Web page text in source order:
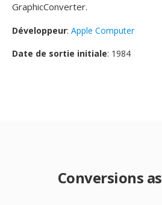
GraphicConverter.
Développeur: Apple Computer
Date de sortie initiale: 1984
Conversions